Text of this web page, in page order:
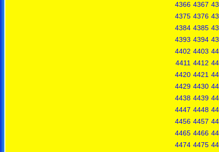
4366 4367
4375 4376
4384 4385
4393 4394
4402 4403
4411 4412
4420 4421
4429 4430
4438 4439
4447 4448
4456 4457
4465 4466
4474 4475